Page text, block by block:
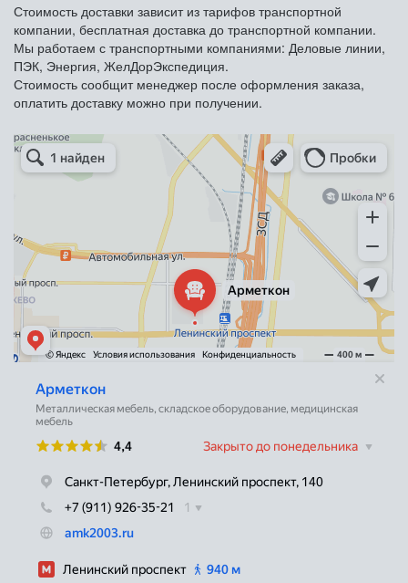
Стоимость доставки зависит из тарифов транспортной
компании, бесплатная доставка до транспортной компании.
Мы работаем с транспортными компаниями: Деловые линии,
ПЭК, Энергия, ЖелДорЭкспедиция.
Стоимость сообщит менеджер после оформления заказа,
оплатить доставку можно при получении.
Арметкон
Металлическая мебель в Санкт‑Петербурге
Торговое оборудование в Санкт‑Петербурге